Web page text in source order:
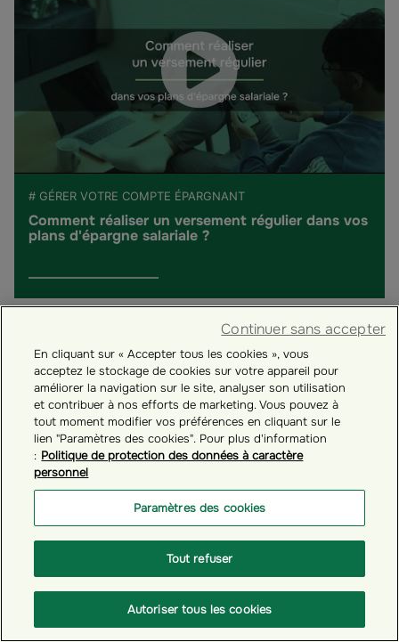
# GÉRER VOTRE COMPTE ÉPARGNANT
Comment réaliser un versement régulier dans vos
plans d'épargne salariale ?
# GÉRER VOTRE COMPTE ÉPARGNANT
Comment réaliser un versement occasionnel dans
En cliquant sur « Accepter tous les cookies », vous
acceptez le stockage de cookies sur votre appareil pour
améliorer la navigation sur le site, analyser son utilisation
et contribuer à nos efforts de marketing. Vous pouvez à
tout moment modifier vos préférences en cliquant sur le
lien "Paramètres des cookies". Pour plus d'information
: Politique de protection des données à caractère
personnel
Paramètres des cookies
Tout refuser
Autoriser tous les cookies
Continuer sans accepter